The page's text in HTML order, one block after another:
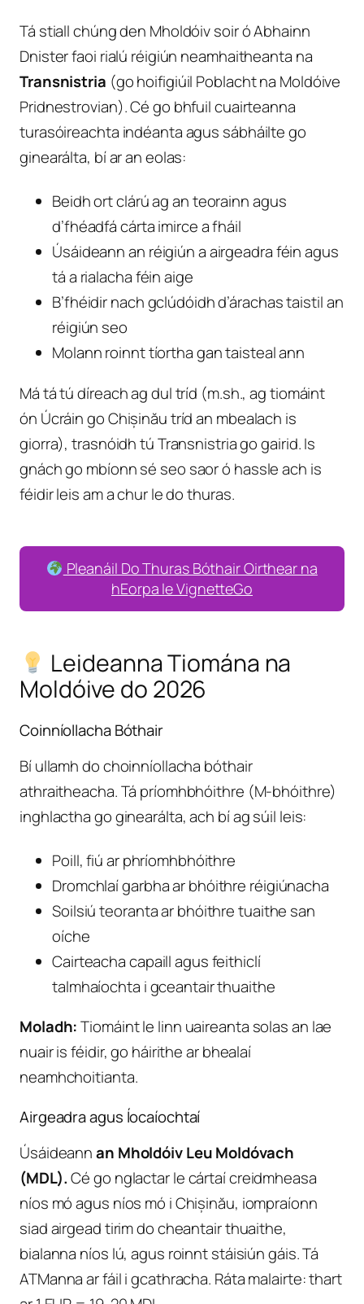
Tá stiall chúng den Mholdóiv soir ó Abhainn
Dnister faoi rialú réigiún neamhaitheanta na
Transnistria (go hoifigiúil Poblacht na Moldóive
Pridnestrovian). Cé go bhfuil cuairteanna
turasóireachta indéanta agus sábháilte go
ginearálta, bí ar an eolas:
Beidh ort clárú ag an teorainn agus
d’fhéadfá cárta imirce a fháil
Úsáideann an réigiún a airgeadra féin agus
tá a rialacha féin aige
B’fhéidir nach gclúdóidh d’árachas taistil an
réigiún seo
Molann roinnt tíortha gan taisteal ann
Má tá tú díreach ag dul tríd (m.sh., ag tiomáint
ón Úcráin go Chișinău tríd an mbealach is
giorra), trasnóidh tú Transnistria go gairid. Is
gnách go mbíonn sé seo saor ó hassle ach is
féidir leis am a chur le do thuras.
Pleanáil Do Thuras Bóthair Oirthear na
hEorpa le VignetteGo
Leideanna Tiomána na
Moldóive do 2026
Coinníollacha Bóthair
Bí ullamh do choinníollacha bóthair
athraitheacha. Tá príomhbhóithre (M-bhóithre)
inghlactha go ginearálta, ach bí ag súil leis:
Poill, fiú ar phríomhbhóithre
Dromchlaí garbha ar bhóithre réigiúnacha
Soilsiú teoranta ar bhóithre tuaithe san
oíche
Cairteacha capaill agus feithiclí
talmhaíochta i gceantair thuaithe
Moladh:Tiomáint le linn uaireanta solas an lae
nuair is féidir, go háirithe ar bhealaí
neamhchoitianta.
Airgeadra agus Íocaíochtaí
Úsáideannan Mholdóiv Leu Moldóvach
(MDL).Cé go nglactar le cártaí creidmheasa
níos mó agus níos mó i Chișinău, iompraíonn
siad airgead tirim do cheantair thuaithe,
bialanna níos lú, agus roinnt stáisiún gáis. Tá
ATManna ar fáil i gcathracha. Ráta malairte: thart